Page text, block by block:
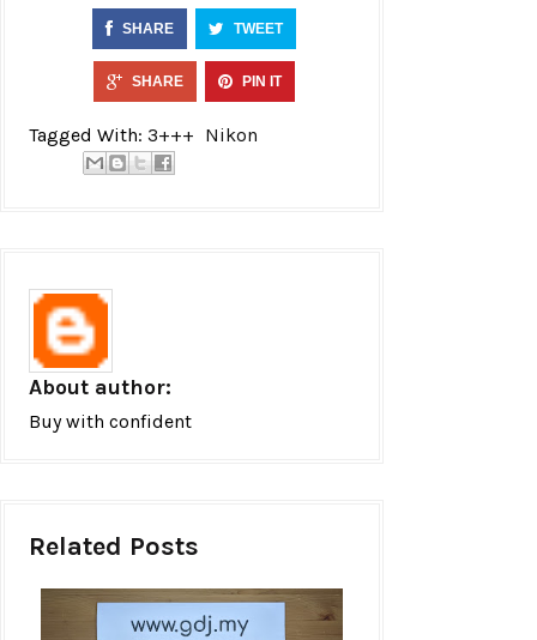
SHARE TWEET
SHARE PIN IT
Tagged With: 3+++ Nikon
About author:
Buy with confident
Related Posts